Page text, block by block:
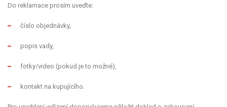
Do reklamace prosím uveďte:
číslo objednávky,
popis vady,
fotky/video (pokud je to možné),
kontakt na kupujícího.